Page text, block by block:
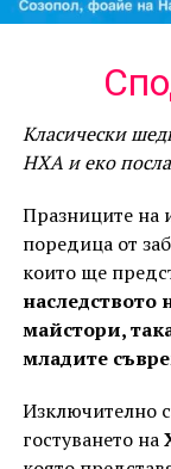
Класически
НХА и еко
Празниците на
поредица от
които ще
наследството
майстори,
младите
Изключително
гостуването на